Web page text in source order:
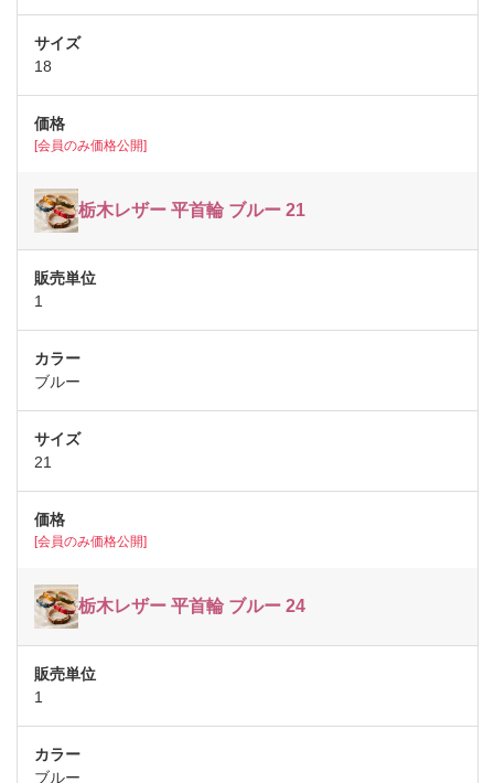
18
[会員のみ価格公開]
栃木レザー 平首輪 ブルー 21
1
ブルー
21
[会員のみ価格公開]
栃木レザー 平首輪 ブルー 24
1
ブルー